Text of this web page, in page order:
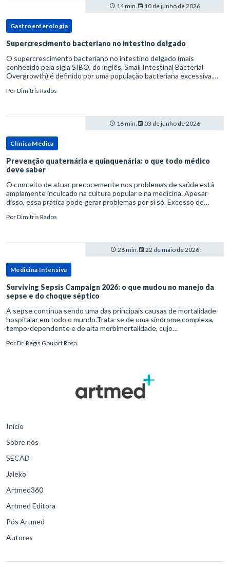
14 min. 10 de junho de 2026
Gastroenterologia
Supercrescimento bacteriano no intestino delgado
O supercrescimento bacteriano no intestino delgado (mais
conhecido pela sigla SIBO, do inglês, Small Intestinal Bacterial
Overgrowth) é definido por uma população bacteriana excessiva.
PorDimitris Rados
16 min. 03 de junho de 2026
Clínica Médica
Prevenção quaternária e quinquenária: o que todo médico
deve saber
O conceito de atuar precocemente nos problemas de saúde está
amplamente inculcado na cultura popular e na medicina. Apesar
disso, essa prática pode gerar problemas por si só. Excesso de
PorDimitris Rados
28 min. 22 de maio de 2026
Medicina Intensiva
Surviving Sepsis Campaign 2026: o que mudou no manejo da
sepse e do choque séptico
A sepse continua sendo uma das principais causas de mortalidade
hospitalar em todo o mundo.Trata-se de uma síndrome complexa,
tempo-dependente e de alta morbimortalidade, cujo
para o desfe
PorDr. Regis Goulart Rosa
Início
Sobre nós
SECAD
Jaleko
Artmed360
Artmed Editora
Pós Artmed
Autores